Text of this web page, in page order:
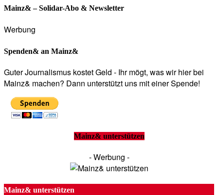
Mainz& – Solidar-Abo & Newsletter
Werbung
Spenden& an Mainz&
Guter Journalismus kostet Geld - Ihr mögt, was wir hier bei
Mainz& machen? Dann unterstützt uns mit einer Spende!
Mainz& unterstützen
- Werbung -
Mainz& unterstützen